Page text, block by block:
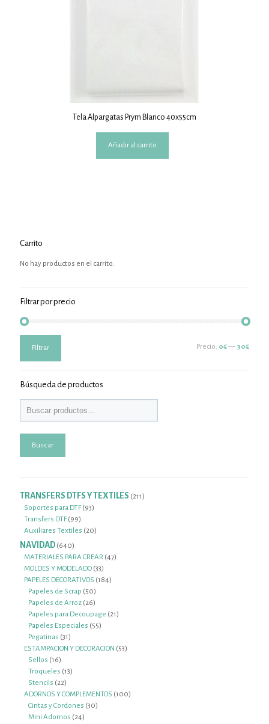
Tela Alpargatas Prym Blanco 40x55cm
Añadir al carrito
Carrito
No hay productos en el carrito.
Filtrar por precio
mínimo
máximo
Filtrar Precio: 0€— 30€
Búsqueda de productos
Buscar
TRANSFERS DTFS Y TEXTILES 211211
Soportes para DTF 9393
Transfers DTF 9999
productos
Auxiliares Textiles 2020
NAVIDAD 640640
productos
MATERIALES PARA CREAR 4747
MOLDES Y MODELADO 3333
productos
PAPELES DECORATIVOS 184184
Papeles de Scrap 5050
productos
Papeles de Arroz 2626
productos
Papeles para Decoupage 2121
Papeles Especiales 5555
Pegatinas 3131
productos
ESTAMPACION Y DECORACION 5353
Sellos 1616
productos
Troqueles 1313
Stencils 2222
productos
ADORNOS Y COMPLEMENTOS 100100
Cintas y Cordones 3030
Mini Adornos 2424